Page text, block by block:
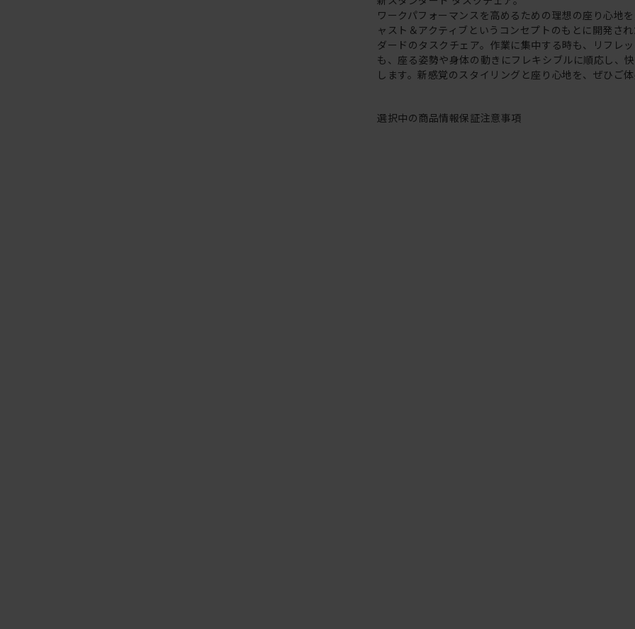
ワークパフォーマンスを高めるための理想の座り心地
ャスト＆アクティブというコンセプトのもとに開発さ
ダードのタスクチェア。作業に集中する時も、リフレ
も、座る姿勢や身体の動きにフレキシブルに順応し、
します。新感覚のスタイリングと座り心地を、ぜひご体
選択中の商品情報保証注意事項